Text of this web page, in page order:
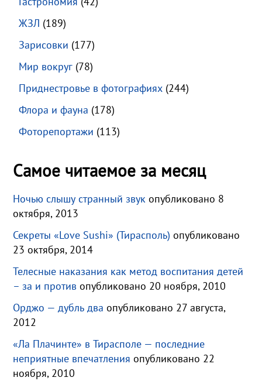
ЖЗЛ (189)
Зарисовки (177)
Мир вокруг (78)
Приднестровье в фотографиях (244)
Флора и фауна (178)
Фоторепортажи (113)
Самое читаемое за месяц
Ночью слышу странный звук опубликовано 8
октября, 2013
Секреты «Love Sushi» (Тирасполь) опубликовано
23 октября, 2014
Телесные наказания как метод воспитания детей
– за и против опубликовано 20 ноября, 2010
Орджо — дубль два опубликовано 27 августа,
2012
«Ла Плачинте» в Тирасполе — последние
неприятные впечатления опубликовано 22
ноября, 2010